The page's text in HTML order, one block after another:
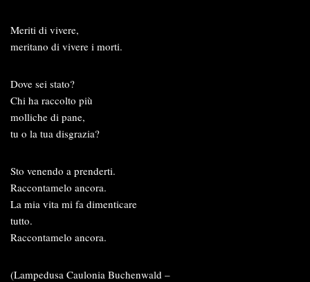
Meriti di vivere,
meritano di vivere i morti.
Dove sei stato?
Chi ha raccolto più
molliche di pane,
tu o la tua disgrazia?
Sto venendo a prenderti.
Raccontamelo ancora.
La mia vita mi fa dimenticare
tutto.
Raccontamelo ancora.
(Lampedusa Caulonia Buchenwald –